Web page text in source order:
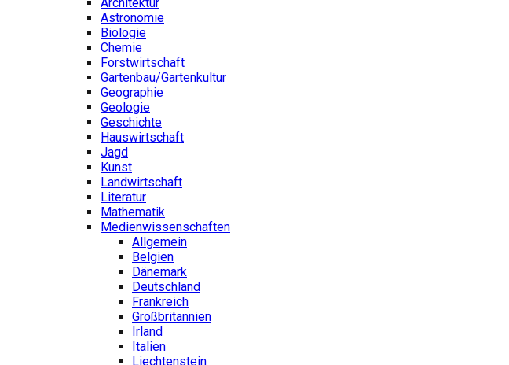
Astronomie
Biologie
Chemie
Forstwirtschaft
Gartenbau/Gartenkultur
Geographie
Geologie
Geschichte
Hauswirtschaft
Jagd
Kunst
Landwirtschaft
Literatur
Mathematik
Medienwissenschaften
Allgemein
Belgien
Dänemark
Deutschland
Frankreich
Großbritannien
Irland
Italien
Liechtenstein